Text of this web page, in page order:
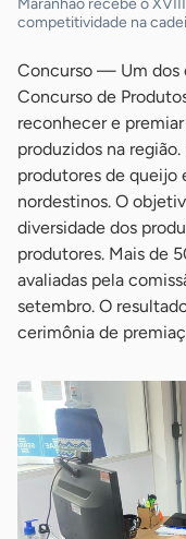
competitividade na
Concurso — Um dos
Concurso de
reconhecer e
produzidos na
produtores de queijo
nordestinos. O
diversidade dos
produtores. Mais de
avaliadas pela
setembro. O
cerimônia de